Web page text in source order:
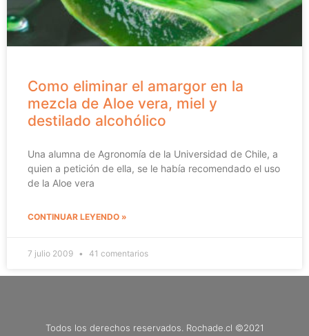
Como eliminar el amargor en la
mezcla de Aloe vera, miel y
destilado alcohólico
Una alumna de Agronomía de la Universidad de Chile, a
quien a petición de ella, se le había recomendado el uso
de la Aloe vera
CONTINUAR LEYENDO »
7 julio 2009 41 comentarios
Todos los derechos reservados. Rochade.cl ©2021